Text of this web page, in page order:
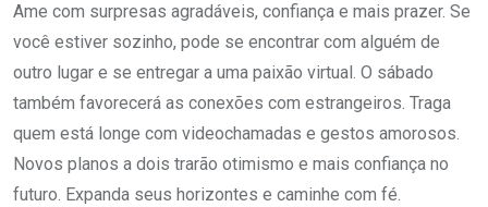
Ame com surpresas agradáveis, confiança e mais prazer. Se
você estiver sozinho, pode se encontrar com alguém de
outro lugar e se entregar a uma paixão virtual. O sábado
também favorecerá as conexões com estrangeiros. Traga
quem está longe com videochamadas e gestos amorosos.
Novos planos a dois trarão otimismo e mais confiança no
futuro. Expanda seus horizontes e caminhe com fé.